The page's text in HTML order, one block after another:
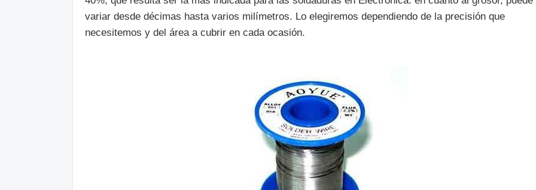
variar desde décimas hasta varios milímetros. Lo elegiremos dependiendo de la precisión que
necesitemos y del área a cubrir en cada ocasión.